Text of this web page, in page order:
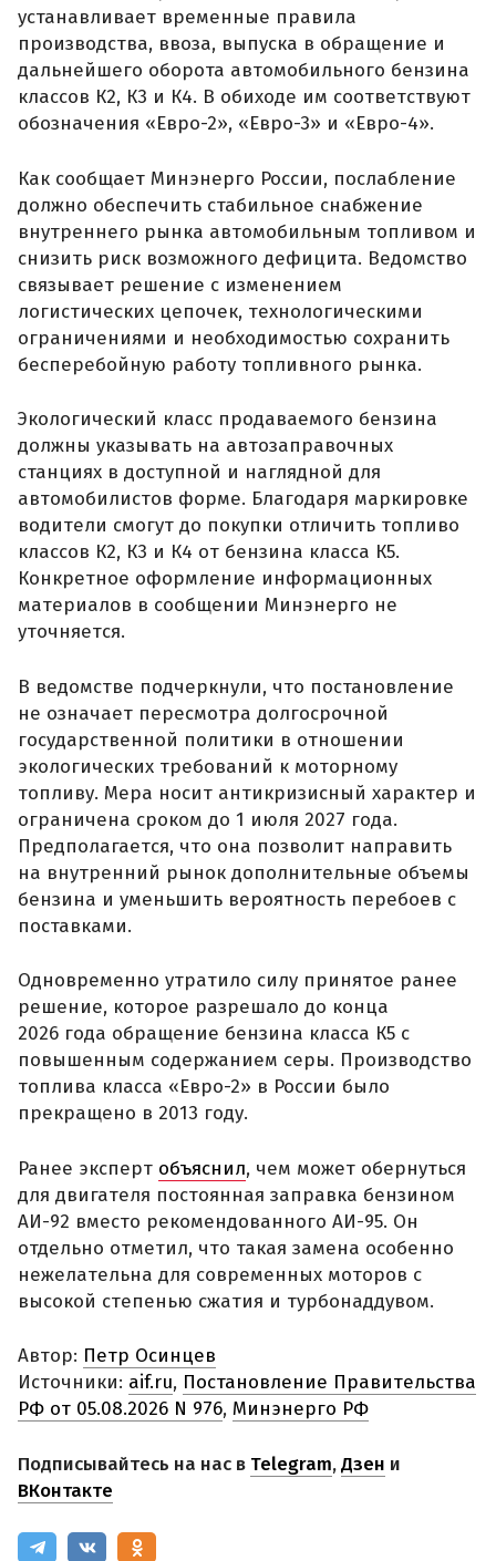
устанавливает временные правила
производства, ввоза, выпуска в обращение и
дальнейшего оборота автомобильного бензина
классов К2, К3 и К4. В обиходе им соответствуют
обозначения «Евро-2», «Евро-3» и «Евро-4».
Как сообщает Минэнерго России, послабление
должно обеспечить стабильное снабжение
внутреннего рынка автомобильным топливом и
снизить риск возможного дефицита. Ведомство
связывает решение с изменением
логистических цепочек, технологическими
ограничениями и необходимостью сохранить
бесперебойную работу топливного рынка.
Экологический класс продаваемого бензина
должны указывать на автозаправочных
станциях в доступной и наглядной для
автомобилистов форме. Благодаря маркировке
водители смогут до покупки отличить топливо
классов К2, К3 и К4 от бензина класса К5.
Конкретное оформление информационных
материалов в сообщении Минэнерго не
уточняется.
В ведомстве подчеркнули, что постановление
не означает пересмотра долгосрочной
государственной политики в отношении
экологических требований к моторному
топливу. Мера носит антикризисный характер и
ограничена сроком до 1 июля 2027 года.
Предполагается, что она позволит направить
на внутренний рынок дополнительные объемы
бензина и уменьшить вероятность перебоев с
поставками.
Одновременно утратило силу принятое ранее
решение, которое разрешало до конца
2026 года обращение бензина класса К5 с
повышенным содержанием серы. Производство
топлива класса «Евро-2» в России было
прекращено в 2013 году.
Ранее эксперт объяснил, чем может обернуться
для двигателя постоянная заправка бензином
АИ-92 вместо рекомендованного АИ-95. Он
отдельно отметил, что такая замена особенно
нежелательна для современных моторов с
высокой степенью сжатия и турбонаддувом.
Автор: Петр Осинцев
Источники: aif.ru, Постановление Правительства
РФ от 05.08.2026 N 976, Минэнерго РФ
Подписывайтесь на нас в Telegram,Дзен и
ВКонтакте